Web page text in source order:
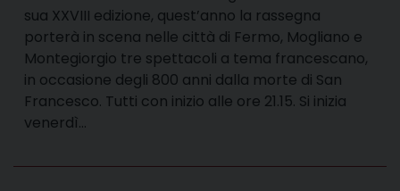
sua XXVIII edizione, quest’anno la rassegna
porterà in scena nelle città di Fermo, Mogliano e
Montegiorgio tre spettacoli a tema francescano,
in occasione degli 800 anni dalla morte di San
Francesco. Tutti con inizio alle ore 21.15. Si inizia
venerdì…